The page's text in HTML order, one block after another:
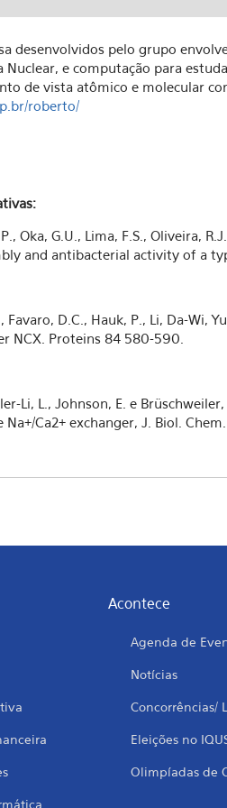
desenvolvidos pelo grupo
Nuclear, e computação para
de vista atômico e molecular
roberto/
Oka, G.U., Lima, F.S., Oliveira,
and antibacterial activity of a
Favaro, D.C., Hauk, P., Li, Da-Wi,
NCX. Proteins 84 580-590.
Li, L., Johnson, E. e
Ca2+ exchanger, J. Biol. Chem.
Acontece
Agenda de
Notícias
Concorrências/
Eleições no
Olimpíadas de